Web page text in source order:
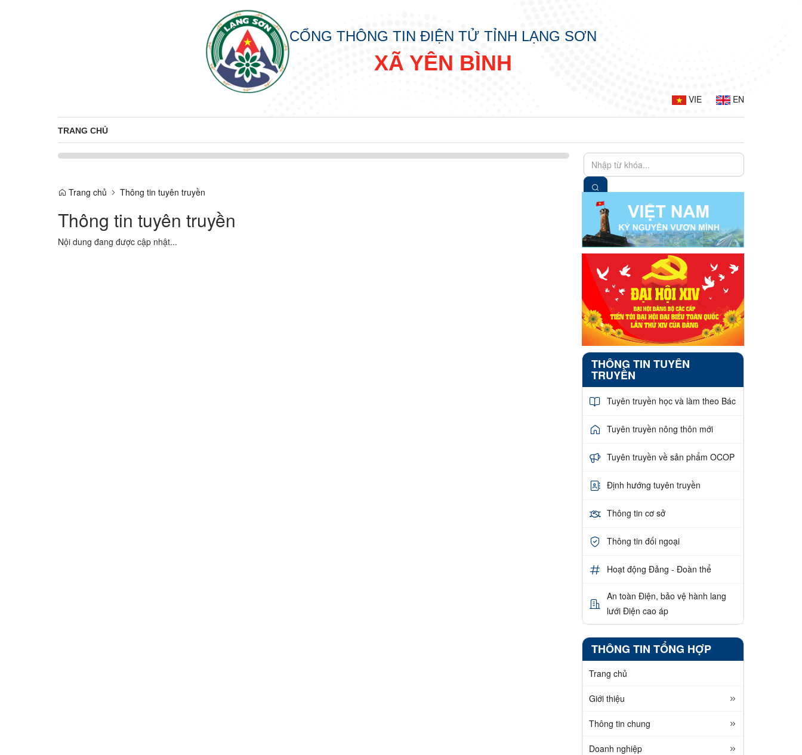
CỔNG THÔNG TIN ĐIỆN TỬ TỈNH LẠNG SƠN
XÃ YÊN BÌNH
VIE EN
TRANG CHỦ
Trang chủ Thông tin tuyên truyền
Thông tin tuyên truyền
Nội dung đang được cập nhật...
THÔNG TIN TUYÊN
TRUYỀN
Tuyên truyền học và làm theo Bác
Tuyên truyền nông thôn mới
Tuyên truyền về sản phẩm OCOP
Định hướng tuyên truyền
Thông tin cơ sở
Thông tin đối ngoại
Hoạt động Đảng - Đoàn thể
An toàn Điện, bảo vệ hành lang
lưới Điện cao áp
THÔNG TIN TỔNG HỢP
Trang chủ
Giới thiệu
Thông tin chung
Doanh nghiệp